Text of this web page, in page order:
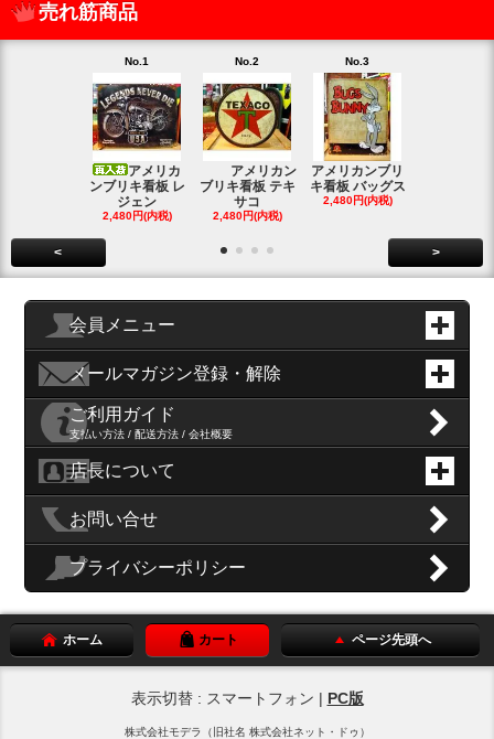
売れ筋商品
No.1
アメリカ
ンブリキ看板 レ
ジェン
2,480円(内税)
No.2
アメリカン
ブリキ看板 テキ
サコ
2,480円(内税)
No.3
アメリカンブリ
キ看板 バッグス
2,480円(内税)
< >
会員メニュー
メールマガジン登録・解除
ご利用ガイド
支払い方法 / 配送方法 / 会社概要
店長について
お問い合せ
プライバシーポリシー
ホーム カート ページ先頭へ
表示切替 : スマートフォン | PC版
株式会社モデラ（旧社名 株式会社ネット・ドゥ）